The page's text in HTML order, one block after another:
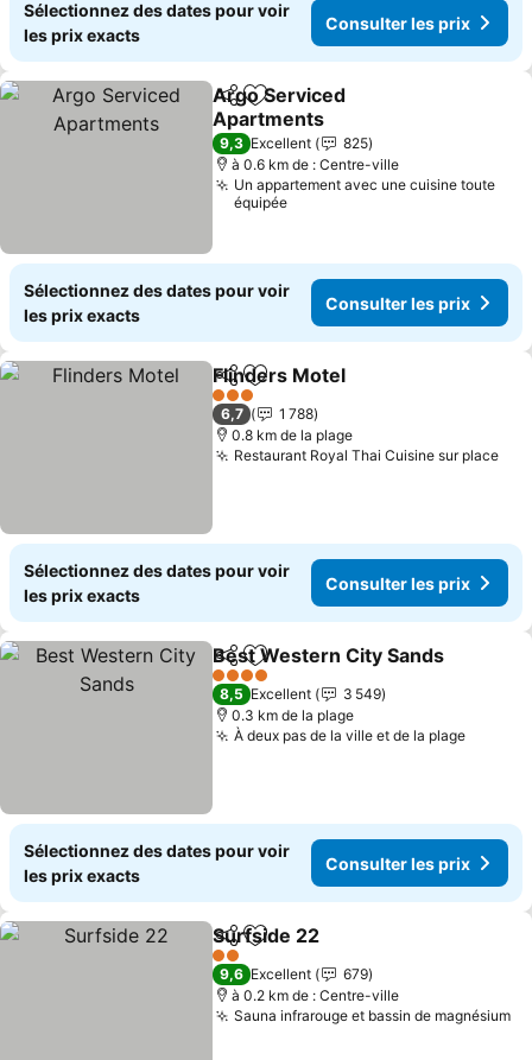
Sélectionnez des dates pour voir
les prix exacts
Consulter les prix
PartagerAjouter à mes favoris
Argo Serviced
Apartments
9,3 Excellent
825
à 0.6 km de : Centre-ville
Un appartement avec une cuisine toute
équipée
Sélectionnez des dates pour voir
les prix exacts
Consulter les prix
PartagerAjouter à mes favoris
Flinders Motel
3 Étoiles
6,7
1 788
0.8 km de la plage
Restaurant Royal Thai Cuisine sur place
Sélectionnez des dates pour voir
les prix exacts
Consulter les prix
PartagerAjouter à mes favoris
Best Western City Sands
4 Étoiles
8,5 Excellent
3 549
0.3 km de la plage
À deux pas de la ville et de la plage
Sélectionnez des dates pour voir
les prix exacts
Consulter les prix
PartagerAjouter à mes favoris
Surfside 22
2 Étoiles
9,6 Excellent
679
à 0.2 km de : Centre-ville
Sauna infrarouge et bassin de magnésium